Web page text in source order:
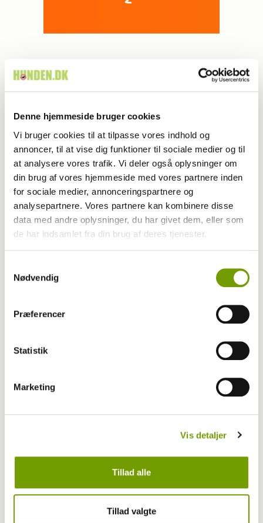
Denne hjemmeside bruger cookies
Vi bruger cookies til at tilpasse vores indhold og
annoncer, til at vise dig funktioner til sociale medier og til
at analysere vores trafik. Vi deler også oplysninger om
din brug af vores hjemmeside med vores partnere inden
for sociale medier, annonceringspartnere og
analysepartnere. Vores partnere kan kombinere disse
data med andre oplysninger, du har givet dem, eller som
de har indsamlet fra din brug af deres tjenester.
Nødvendig
Præferencer
Statistik
Marketing
Vis detaljer
Tillad alle
Tillad valgte
MEST LÆSTE
Britisk racedebat handler ikke om nyt
forbud